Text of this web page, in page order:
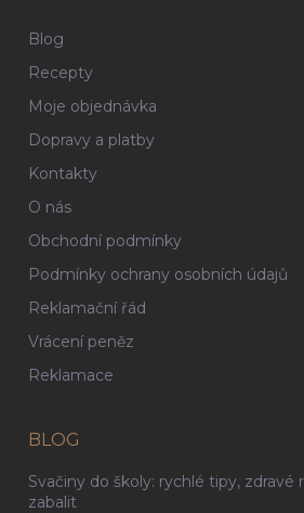
Blog
Recepty
Moje objednávka
Dopravy a platby
Kontakty
O nás
Obchodní podmínky
Podmínky ochrany osobních údajů
Reklamační řád
Vrácení peněz
Reklamace
BLOG
Svačiny do školy: rychlé tipy, zdravé
zabalit